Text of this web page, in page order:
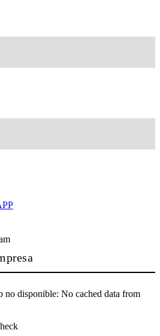
no disponible: No cached data from